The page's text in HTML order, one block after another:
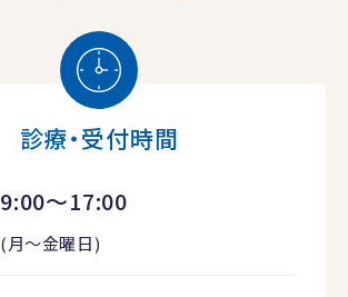
診療・受付時間
9:00～17:00
(月～金曜日)